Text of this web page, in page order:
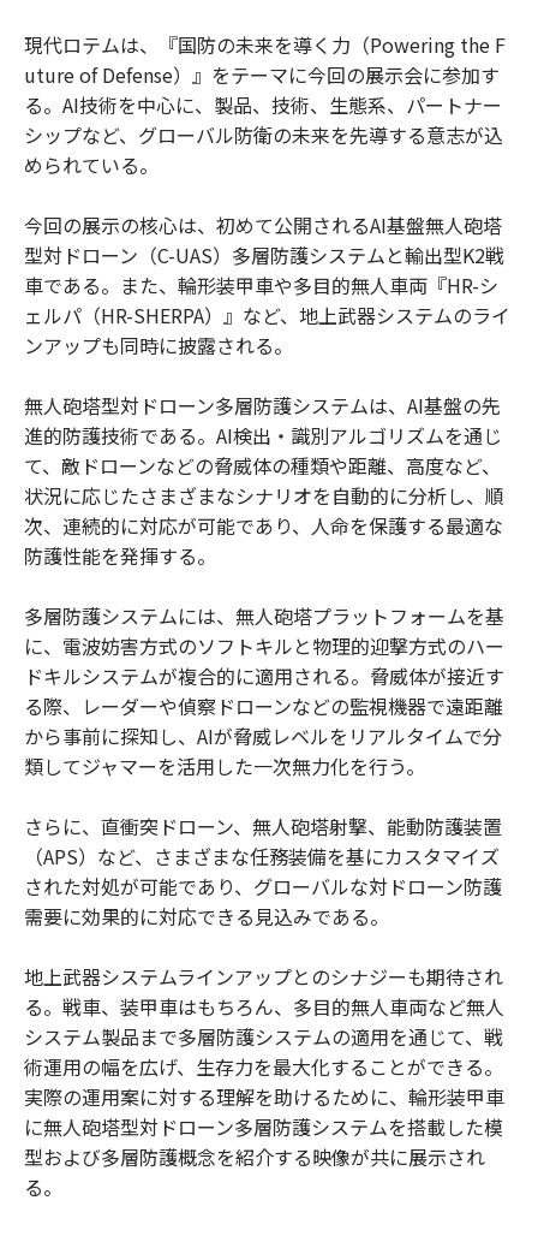
現代ロテムは、『国防の未来を導く力（Powering the F
uture of Defense）』をテーマに今回の展示会に参加す
る。AI技術を中心に、製品、技術、生態系、パートナー
シップなど、グローバル防衛の未来を先導する意志が込
められている。
今回の展示の核心は、初めて公開されるAI基盤無人砲塔
型対ドローン（C-UAS）多層防護システムと輸出型K2戦
車である。また、輪形装甲車や多目的無人車両『HR-シ
ェルパ（HR-SHERPA）』など、地上武器システムのライ
ンアップも同時に披露される。
無人砲塔型対ドローン多層防護システムは、AI基盤の先
進的防護技術である。AI検出・識別アルゴリズムを通じ
て、敵ドローンなどの脅威体の種類や距離、高度など、
状況に応じたさまざまなシナリオを自動的に分析し、順
次、連続的に対応が可能であり、人命を保護する最適な
防護性能を発揮する。
多層防護システムには、無人砲塔プラットフォームを基
に、電波妨害方式のソフトキルと物理的迎撃方式のハー
ドキルシステムが複合的に適用される。脅威体が接近す
る際、レーダーや偵察ドローンなどの監視機器で遠距離
から事前に探知し、AIが脅威レベルをリアルタイムで分
類してジャマーを活用した一次無力化を行う。
さらに、直衝突ドローン、無人砲塔射撃、能動防護装置
（APS）など、さまざまな任務装備を基にカスタマイズ
された対処が可能であり、グローバルな対ドローン防護
需要に効果的に対応できる見込みである。
地上武器システムラインアップとのシナジーも期待され
る。戦車、装甲車はもちろん、多目的無人車両など無人
システム製品まで多層防護システムの適用を通じて、戦
術運用の幅を広げ、生存力を最大化することができる。
実際の運用案に対する理解を助けるために、輪形装甲車
に無人砲塔型対ドローン多層防護システムを搭載した模
型および多層防護概念を紹介する映像が共に展示され
る。